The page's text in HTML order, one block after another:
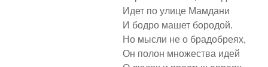
Идет по улице Мамдани
И бодро машет бородой.
Но мысли не о брадобреях,
Он полон множества идей